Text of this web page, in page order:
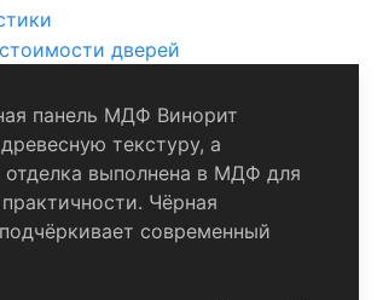
панель МДФ Винорит
текстуру, а
отделка выполнена в МДФ для
Чёрная
современный